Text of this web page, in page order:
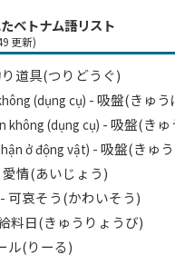
ベトナム語リスト
更新)
道具(つりどうぐ)
(dụng cụ) - 吸盤(きゅう
không (dụng cụ) - 吸盤(きゅ
ở động vật) - 吸盤(きゅ
愛情(あいじょう)
- 可哀そう(かわいそう)
料日(きゅうりょうび)
ル(りーる)